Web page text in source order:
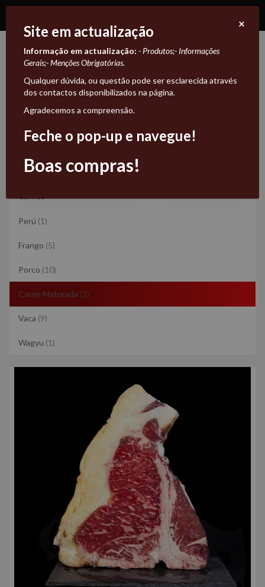
Carne Maturada
Carne
Maturada
Carnes Carne Maturada
Carne Maturada
Perú (1)
Frango (5)
Porco (10)
Carne Maturada (2)
Vaca (9)
Wagyu (1)
×
Site em actualização
Informação em actualização: - Produtos;- Informações
Gerais;- Menções Obrigatórias.
Qualquer dúvida, ou questão pode ser esclarecida através
dos contactos disponibilizados na página.
Agradecemos a compreensão.
Feche o pop-up e navegue!
Boas compras!